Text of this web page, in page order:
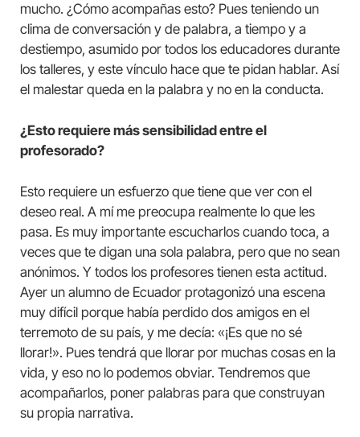
mucho. ¿Cómo acompañas esto? Pues teniendo un
clima de conversación y de palabra, a tiempo y a
destiempo, asumido por todos los educadores durante
los talleres, y este vínculo hace que te pidan hablar. Así
el malestar queda en la palabra y no en la conducta.
¿Esto requiere más sensibilidad entre el
profesorado?
Esto requiere un esfuerzo que tiene que ver con el
deseo real. A mí me preocupa realmente lo que les
pasa. Es muy importante escucharlos cuando toca, a
veces que te digan una sola palabra, pero que no sean
anónimos. Y todos los profesores tienen esta actitud.
Ayer un alumno de Ecuador protagonizó una escena
muy difícil porque había perdido dos amigos en el
terremoto de su país, y me decía: «¡Es que no sé
llorar!». Pues tendrá que llorar por muchas cosas en la
vida, y eso no lo podemos obviar. Tendremos que
acompañarlos, poner palabras para que construyan
su propia narrativa.